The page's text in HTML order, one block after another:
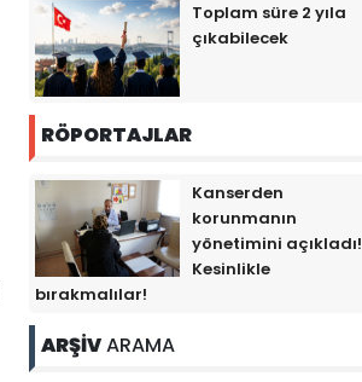
Toplam süre 2 yıla
çıkabilecek
RÖPORTAJLAR
Kanserden
korunmanın
yönetimini açıkladı!
Kesinlikle
bırakmalılar!
ARŞİVARAMA